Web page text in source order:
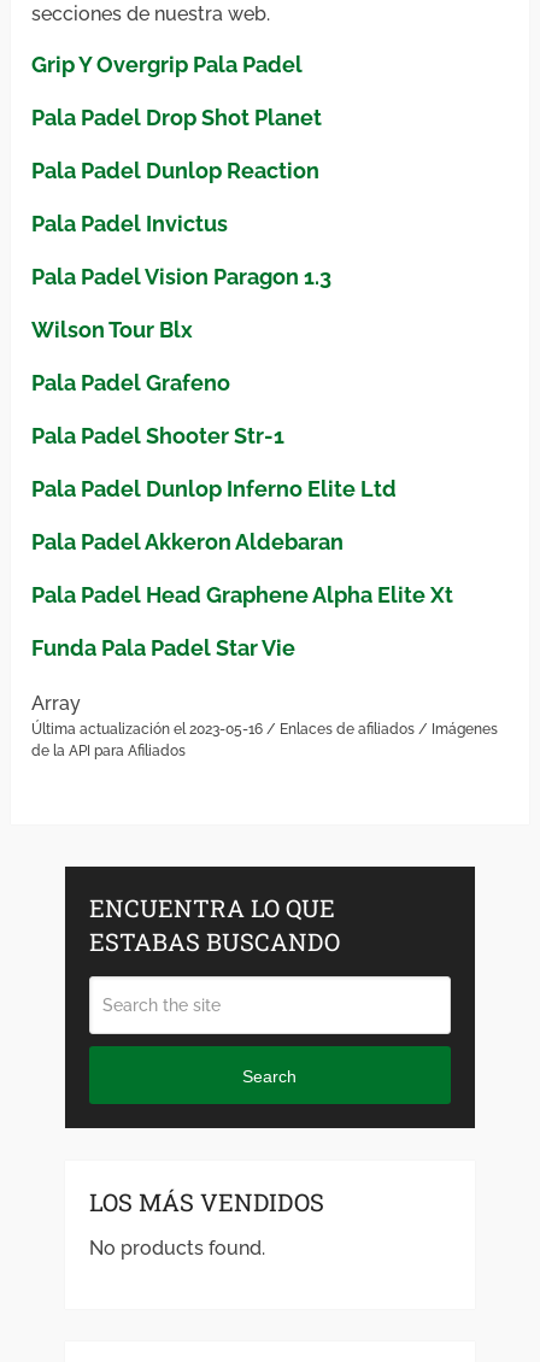
secciones de nuestra web.
Grip Y Overgrip Pala Padel
Pala Padel Drop Shot Planet
Pala Padel Dunlop Reaction
Pala Padel Invictus
Pala Padel Vision Paragon 1.3
Wilson Tour Blx
Pala Padel Grafeno
Pala Padel Shooter Str-1
Pala Padel Dunlop Inferno Elite Ltd
Pala Padel Akkeron Aldebaran
Pala Padel Head Graphene Alpha Elite Xt
Funda Pala Padel Star Vie
Array
Última actualización el 2023-05-16 / Enlaces de afiliados / Imágenes
de la API para Afiliados
ENCUENTRA LO QUE
ESTABAS BUSCANDO
Search
LOS MÁS VENDIDOS
No products found.